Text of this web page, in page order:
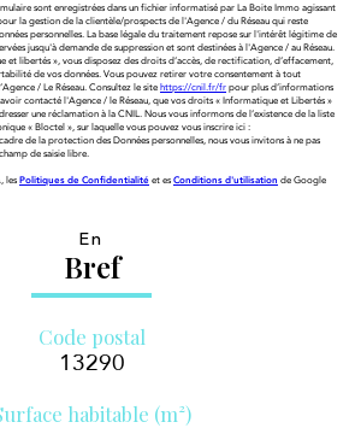
sont enregistrées dans un fichier informatisé par La Boite Immo agissant
la gestion de la clientèle/prospects de l'Agence / du Réseau qui reste
personnelles. La base légale du traitement repose sur l'intérêt légitime de
jusqu'à demande de suppression et sont destinées à l'Agence / au Réseau.
libertés », vous disposez des droits d’accès, de rectification, d’effacement,
de vos données. Vous pouvez retirer votre consentement à tout
/ Le Réseau. Consultez le sitehttps://cnil.fr/frpour plus d’informations
contacté l'Agence / le Réseau, que vos droits « Informatique et Libertés »
une réclamation à la CNIL. Nous vous informons de l’existence de la liste
« Bloctel », sur laquelle vous pouvez vous inscrire ici :
de la protection des Données personnelles, nous vous invitons à ne pas
de saisie libre.
lesPolitiques de Confidentialitéet esConditions d'utilisation de Google
En
Bref
Code postal
13290
habitable (m²)